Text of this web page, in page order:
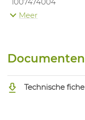
1007474004
1007474005
Meer
Documenten
Technische fiche